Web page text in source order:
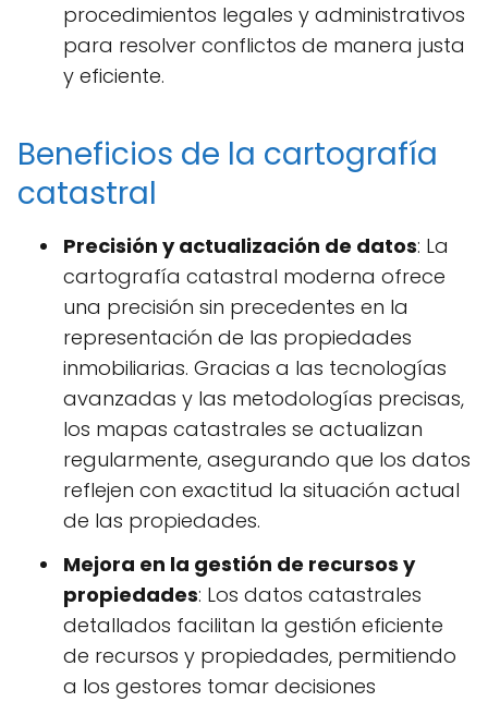
procedimientos legales y administrativos
para resolver conflictos de manera justa
y eficiente.
Beneficios de la cartografía
catastral
Precisión y actualización de datos: La
cartografía catastral moderna ofrece
una precisión sin precedentes en la
representación de las propiedades
inmobiliarias. Gracias a las tecnologías
avanzadas y las metodologías precisas,
los mapas catastrales se actualizan
regularmente, asegurando que los datos
reflejen con exactitud la situación actual
de las propiedades.
Mejora en la gestión de recursos y
propiedades: Los datos catastrales
detallados facilitan la gestión eficiente
de recursos y propiedades, permitiendo
a los gestores tomar decisiones